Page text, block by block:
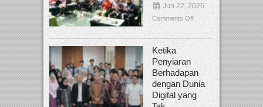
Jun 22, 2026
Comments Off
Ketika
Penyiaran
Berhadapan
dengan Dunia
Digital yang